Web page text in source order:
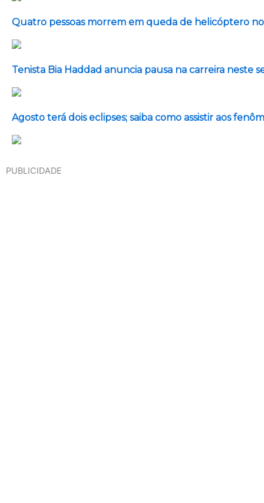
Quatro pessoas morrem em queda de helicóptero
Tenista Bia Haddad anuncia pausa na carreira neste
Agosto terá dois eclipses; saiba como assistir aos
PUBLICIDADE